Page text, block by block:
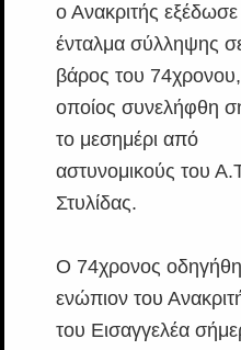
ο Ανακριτής εξέδωσε
ένταλμα σύλληψης
βάρος του
οποίος συνελήφθη
το μεσημέρι από
αστυνομικούς του
Στυλίδας.
Ο 74χρονος
ενώπιον του
του Εισαγγελέα